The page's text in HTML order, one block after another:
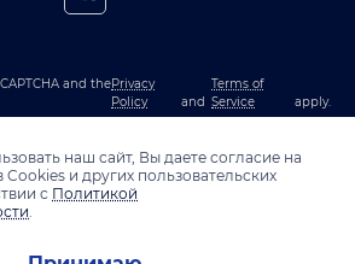
and thePrivacy
Policy
and
Terms of
Service
apply.
наш сайт, Вы даете согласие на
и других пользовательских
с Политикой
.